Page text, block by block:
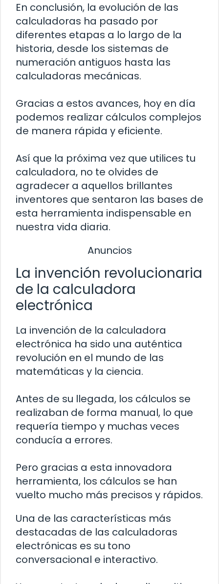
En conclusión, la evolución de las
calculadoras ha pasado por
diferentes etapas a lo largo de la
historia, desde los sistemas de
numeración antiguos hasta las
calculadoras mecánicas.
Gracias a estos avances, hoy en día
podemos realizar cálculos complejos
de manera rápida y eficiente.
Así que la próxima vez que utilices tu
calculadora, no te olvides de
agradecer a aquellos brillantes
inventores que sentaron las bases de
esta herramienta indispensable en
nuestra vida diaria.
Anuncios
La invención revolucionaria
de la calculadora
electrónica
La invención de la calculadora
electrónica ha sido una auténtica
revolución en el mundo de las
matemáticas y la ciencia.
Antes de su llegada, los cálculos se
realizaban de forma manual, lo que
requería tiempo y muchas veces
conducía a errores.
Pero gracias a esta innovadora
herramienta, los cálculos se han
vuelto mucho más precisos y rápidos.
Una de las características más
destacadas de las calculadoras
electrónicas es su tono
conversacional e interactivo.